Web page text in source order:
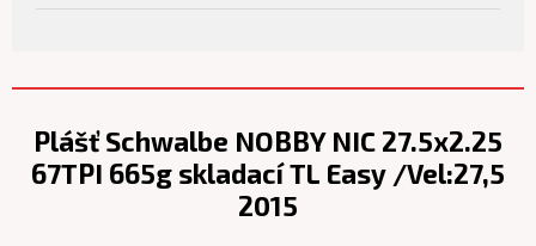
Plášť Schwalbe NOBBY NIC 27.5x2.25
67TPI 665g skladací TL Easy /Vel:27,5
2015